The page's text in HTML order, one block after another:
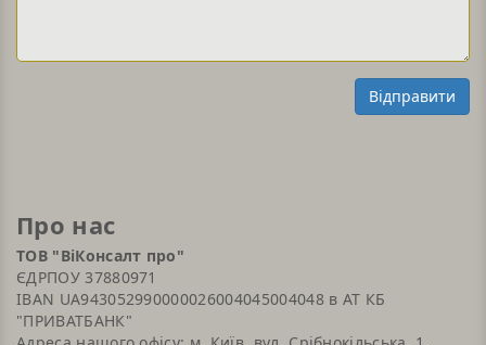
Відправити
Про нас
ТОВ "ВіКонсалт про"
ЄДРПОУ 37880971
IBAN UA943052990000026004045004048 в АТ КБ
"ПРИВАТБАНК"